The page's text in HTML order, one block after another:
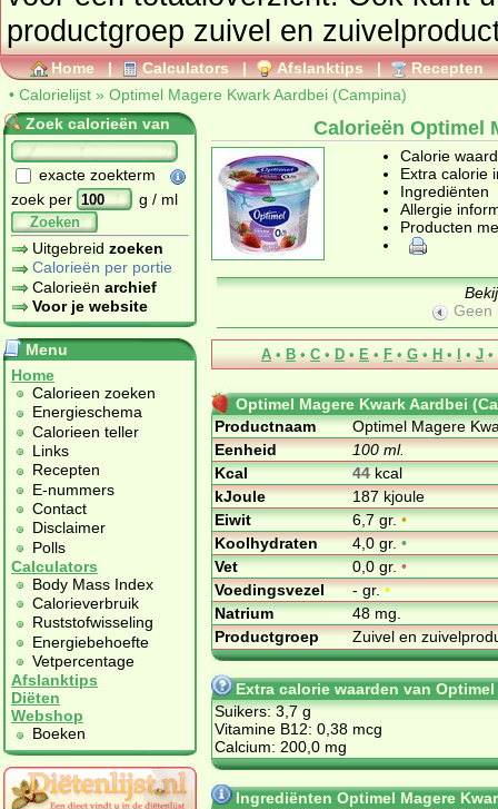
productgroep zuivel en
Home | Calculators | Afslanktips | Recepten
• Calorielijst » Optimel Magere Kwark Aardbei (Campina)
Zoek calorieën van
exacte zoekterm
zoek per
g / ml
Zoeken
Uitgebreid zoeken
Calorieën per portie
Calorieën archief
Voor je website
Menu
Home
Calorieen zoeken
Energieschema
Calorieen teller
Links
Recepten
E-nummers
Contact
Disclaimer
Polls
Calculators
Body Mass Index
Calorieverbruik
Ruststofwisseling
Energiebehoefte
Vetpercentage
Afslanktips
Diëten
Webshop
Boeken
Calorieën Optimel
Calorie
Extra calorie
Ingrediënten
Allergie
Producten
Geen
A • B • C • D • E • F • G • H • I • J •
Optimel Magere Kwark Aardbei
Productnaam
Optimel Magere
Eenheid
100 ml.
Kcal
44kcal
kJoule
187 kjoule
Eiwit
6,7 gr.•
Koolhydraten
4,0 gr.•
Vet
0,0 gr.•
Voedingsvezel
- gr.•
Natrium
48 mg.
Productgroep
Zuivel en
Extra calorie waarden van
Suikers: 3,7 g
Vitamine B12: 0,38 mcg
Calcium: 200,0 mg
Ingrediënten Optimel Magere